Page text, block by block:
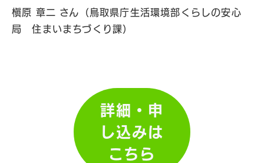
槇原 章二 さん（鳥取県庁生活環境部くらしの安心
局 住まいまちづくり課）
詳細・申
し込みは
こちら